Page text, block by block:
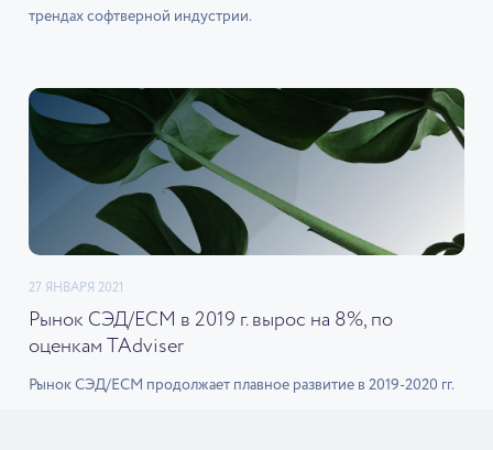
трендах софтверной индустрии.
27 ЯНВАРЯ 2021
Рынок СЭД/ECM в 2019 г. вырос на 8%, по
оценкам TAdviser
Рынок СЭД/ECM продолжает плавное развитие в 2019-2020 гг.